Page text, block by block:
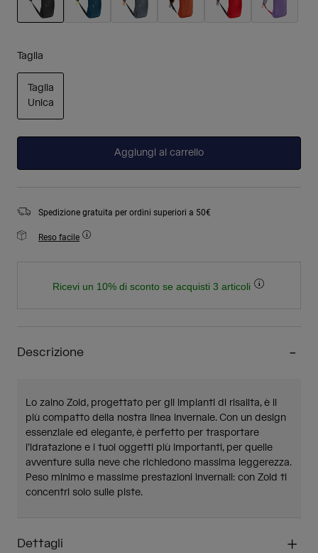
Taglia
Taglia
Unica
Aggiungi al carrello
Spedizione gratuita per ordini superiori a 50€
Reso facile
Ricevi un 10% di sconto se acquisti 3 articoli
Descrizione
Lo zaino Zoid, progettato per gli impianti di risalita, è il
più compatto della nostra linea invernale. Con un design
essenziale ed elegante, è perfetto per trasportare
l’idratazione e i tuoi oggetti più importanti, per quelle
avventure sulla neve che richiedono massima leggerezza.
Peso minimo e massime prestazioni invernali: con Zoid ti
concentri solo sulle piste.
Dettagli